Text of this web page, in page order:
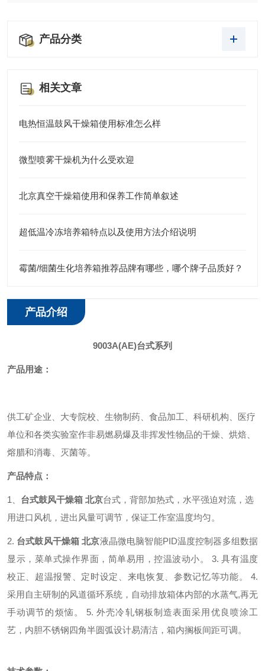
产品分类
相关文章
电热恒温鼓风干燥箱使用标准怎么样
微型喷雾干燥机为什么受欢迎
北京真空干燥箱使用和保养工作简单叙述
超低温冷冻培养箱特点以及使用方法介绍说明
霉菌/细菌生化培养箱推荐品牌有哪些，哪个牌子品质好？
产品介绍
9003A(AE)台式系列
产品用途：
供工矿企业、大专院校、生物制药、食品加工、科研机构、医疗
单位和各类实验室作非易燃易爆及非挥发性物品的干燥、烘焙、
熔腊和消毒、灭菌等。
产品特点：
1、 台式鼓风干燥箱 北京台式，背部加热式，水平强迫对流，选
用进口风机，进出风量可调节，保证工作室温度均匀。
2. 台式鼓风干燥箱 北京液晶微电脑智能PID温度控制器多组数据
显示，菜单式操作界面，简单易用，控温波动小。
3.具有温度
校正、超温报警、定时设定、来电恢复、参数记忆等功能。
4.
采用自主研制的风道循环系统，自动排放箱体内部的水蒸气,再无
手动调节的烦恼。
5.外壳冷轧钢板制造表面采用优良喷涂工
艺，内胆不锈钢四角半圆弧设计易清洁，箱内搁板间距可调。